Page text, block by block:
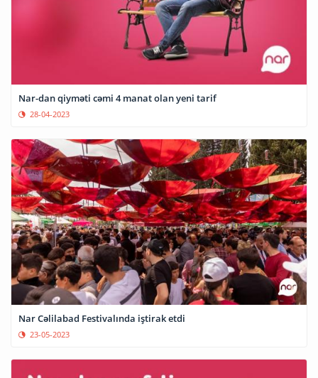
Nar-dan qiyməti cəmi 4 manat olan yeni tarif
28-04-2023
Nar Cəlilabad Festivalında iştirak etdi
23-05-2023